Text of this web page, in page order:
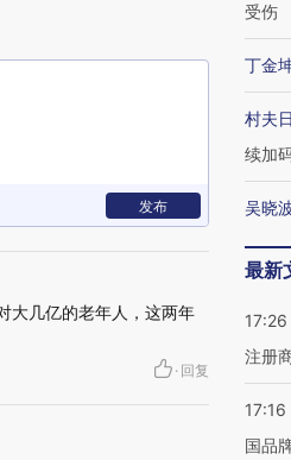
发布
大几亿的老年人，这两年
· 回复
受伤
丁金
村夫
续加
吴晓
最新
17:26
注册
17:16
国品